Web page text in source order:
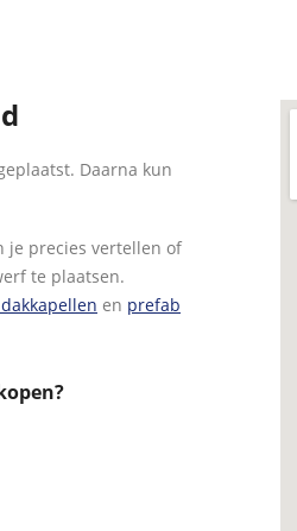
Daarna kun
je precies vertellen of
te plaatsen.
en prefab